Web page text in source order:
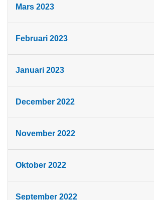
Mars 2023
Februari 2023
Januari 2023
December 2022
November 2022
Oktober 2022
September 2022